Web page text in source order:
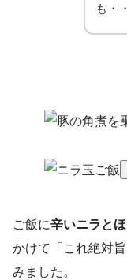
も・・
ご飯に辛いニラと
かけて「これ絶対
みました。